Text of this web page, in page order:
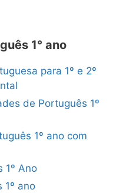
1° ano
para 1º e 2º
de Português 1º
1º ano com
1º Ano
1º ano